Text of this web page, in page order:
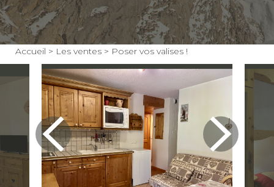
Accueil > Les ventes > Poser vos valises !